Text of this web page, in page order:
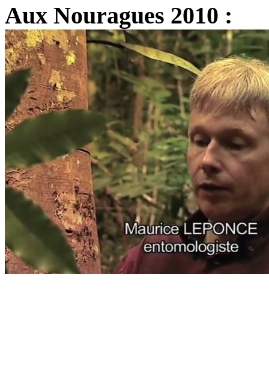
Aux Nouragues 2010 :